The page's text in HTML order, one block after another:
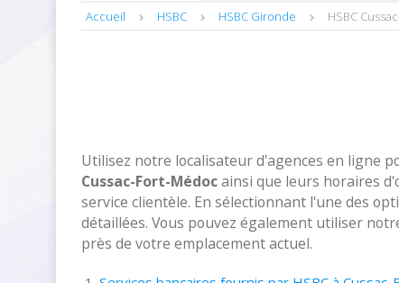
Accueil HSBC HSBC Gironde HSBC
Utilisez notre localisateur d'agences en ligne
Cussac-Fort-Médocainsi que leurs horaires
service clientèle. En sélectionnant l'une des
détaillées. Vous pouvez également utiliser
près de votre emplacement actuel.